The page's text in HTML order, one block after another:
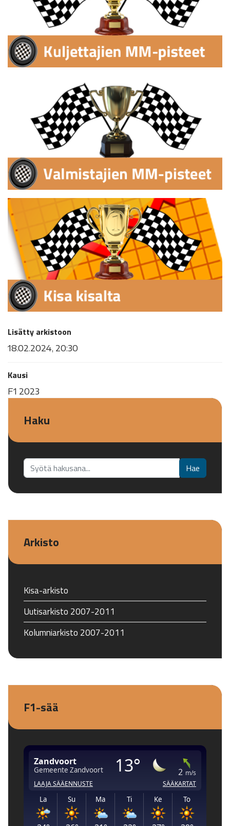
Lisätty arkistoon
18.02.2024, 20:30
Kausi
F1 2023
Haku
Etsi... Hae
Arkisto
Kisa-arkisto
Uutisarkisto 2007-2011
Kolumniarkisto 2007-2011
F1-sää